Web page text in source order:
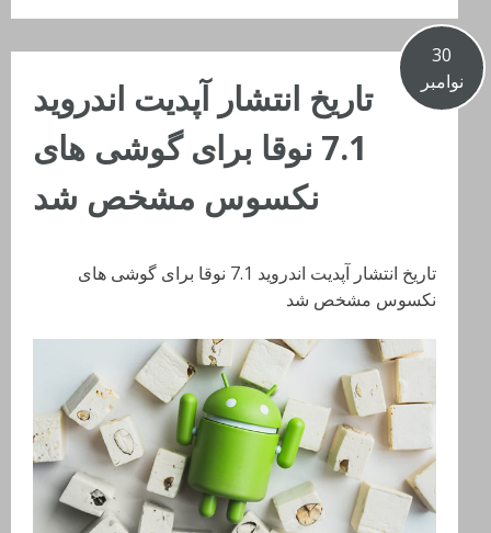
30
نوامبر
تاریخ انتشار آپدیت اندروید
7.1 نوقا برای گوشی های
نکسوس مشخص شد
تاریخ انتشار آپدیت اندروید 7.1 نوقا برای گوشی های
نکسوس مشخص شد